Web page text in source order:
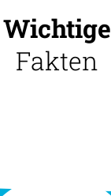
Wichtige
Fakten